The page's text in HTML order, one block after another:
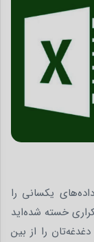
یکسانی را
خسته شده‌اید
را از بین